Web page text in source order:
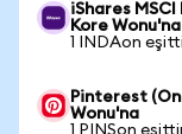
iShares
Kore Wonu'na
1 INDAon
Pinterest
Wonu'na
1 PINSon